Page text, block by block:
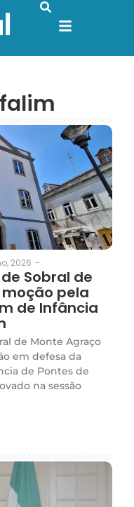
2026 -
Sobral de
pela
de Infância
de Monte Agraço
em defesa da
de Pontes de
na sessão